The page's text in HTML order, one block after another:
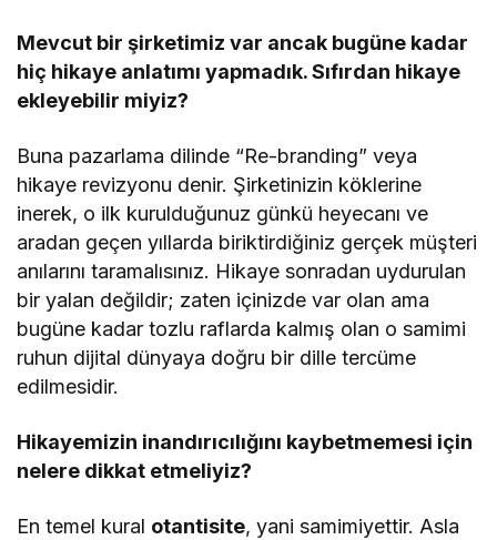
Mevcut bir şirketimiz var ancak bugüne kadar
hiç hikaye anlatımı yapmadık. Sıfırdan hikaye
ekleyebilir miyiz?
Buna pazarlama dilinde “Re-branding” veya
hikaye revizyonu denir. Şirketinizin köklerine
inerek, o ilk kurulduğunuz günkü heyecanı ve
aradan geçen yıllarda biriktirdiğiniz gerçek müşteri
anılarını taramalısınız. Hikaye sonradan uydurulan
bir yalan değildir; zaten içinizde var olan ama
bugüne kadar tozlu raflarda kalmış olan o samimi
ruhun dijital dünyaya doğru bir dille tercüme
edilmesidir.
Hikayemizin inandırıcılığını kaybetmemesi için
nelere dikkat etmeliyiz?
En temel kural otantisite, yani samimiyettir. Asla